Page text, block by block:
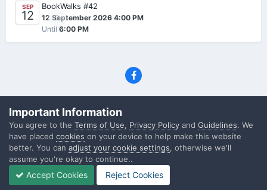
SEP
12 0
BookWalks #42
12 September 2026 4:00 PM
Until 6:00 PM
(C) SFF.gr, All rights reserved
Powered by Invision Community
Important Information
You agree to the Terms of Use, Privacy Policy and Guidelines. We
have placed cookies on your device to help make this website
better. You can adjust your cookie settings, otherwise we'll
assume you're okay to continue..
Accept Cookies Reject Cookies